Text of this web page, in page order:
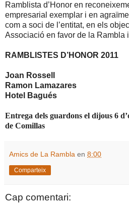
Ramblista d’Honor en
empresarial exemplar i en
com a soci de l’entitat, en els
Associació en favor de la Rambla
RAMBLISTES D’HONOR 2011
Joan Rossell
Ramon Lamazares
Hotel Bagués
Entrega dels guardons el dijous 6
de Comillas
Amics de La Rambla en 8:00
Comparteix
Cap comentari: